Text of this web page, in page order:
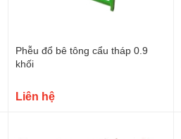
Phễu đổ bê tông cẩu tháp 0.9
khối
Liên hệ